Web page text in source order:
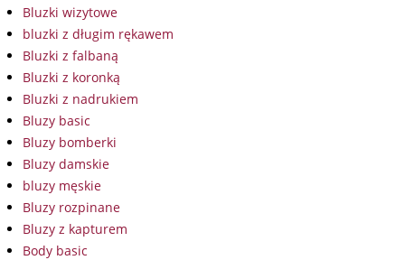
Bluzki wizytowe
bluzki z długim rękawem
Bluzki z falbaną
Bluzki z koronką
Bluzki z nadrukiem
Bluzy basic
Bluzy bomberki
Bluzy damskie
bluzy męskie
Bluzy rozpinane
Bluzy z kapturem
Body basic